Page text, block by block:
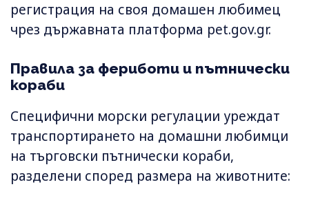
регистрация на своя домашен любимец
чрез държавната платформа pet.gov.gr.
Правила за фериботи и пътнически
кораби
Специфични морски регулации уреждат
транспортирането на домашни любимци
на търговски пътнически кораби,
разделени според размера на животните: